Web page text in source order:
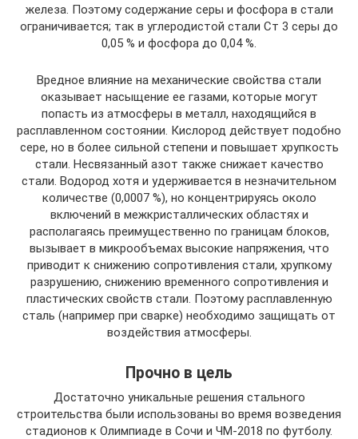
железа. Поэтому содержание серы и фосфора в стали
ограничивается; так в углеродистой стали Ст 3 серы до
0,05 % и фосфора до 0,04 %.
Вредное влияние на механические свойства стали
оказывает насыщение ее газами, которые могут
попасть из атмосферы в металл, находящийся в
расплавленном состоянии. Кислород действует подобно
сере, но в более сильной степени и повышает хрупкость
стали. Несвязанный азот также снижает качество
стали. Водород хотя и удерживается в незначительном
количестве (0,0007 %), но концентрируясь около
включений в межкристаллических областях и
располагаясь преимущественно по границам блоков,
вызывает в микрообъемах высокие напряжения, что
приводит к снижению сопротивления стали, хрупкому
разрушению, снижению временного сопротивления и
пластических свойств стали. Поэтому расплавленную
сталь (например при сварке) необходимо защищать от
воздействия атмосферы.
Прочно в цель
Достаточно уникальные решения стального
строительства были использованы во время возведения
стадионов к Олимпиаде в Сочи и ЧМ-2018 по футболу.